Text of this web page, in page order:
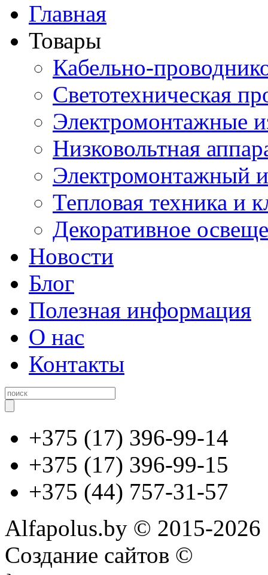
Главная
Товары
Кабельно-
Светотехническая
Электромонтажные
Низковольтная
Электромонтажный
Тепловая техника и
Декоративное
Новости
Блог
Полезная информация
О нас
Контакты
+375 (17) 396-99-14
+375 (17) 396-99-15
+375 (44) 757-31-57
Alfapolus.by © 2015-2026
Создание сайтов ©